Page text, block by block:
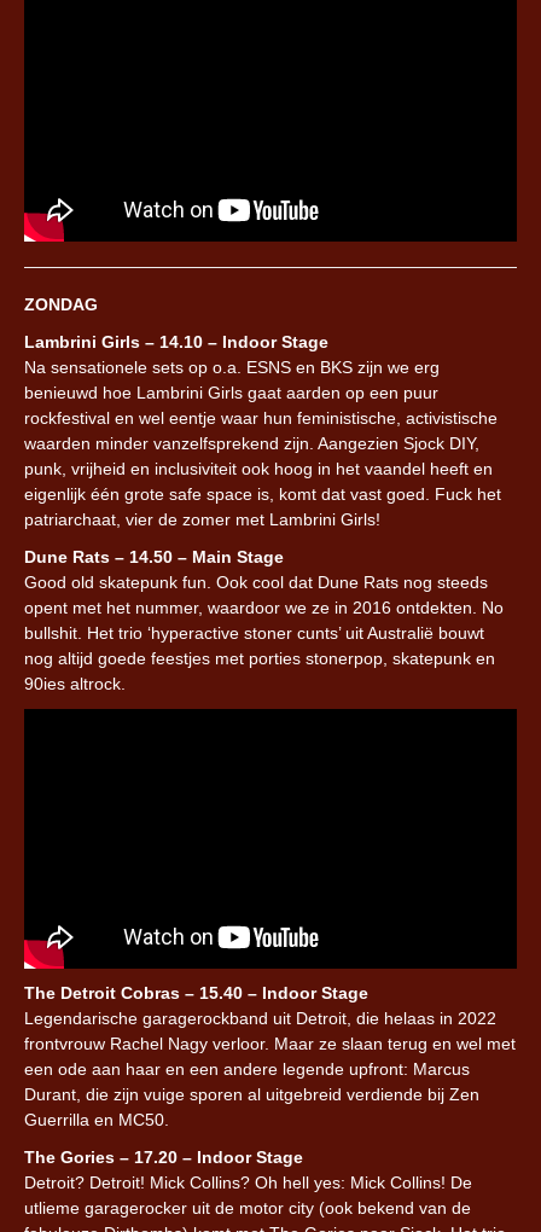
ZONDAG
Lambrini Girls – 14.10 – Indoor Stage
Na sensationele sets op o.a. ESNS en BKS zijn we erg
benieuwd hoe Lambrini Girls gaat aarden op een puur
rockfestival en wel eentje waar hun feministische, activistische
waarden minder vanzelfsprekend zijn. Aangezien Sjock DIY,
punk, vrijheid en inclusiviteit ook hoog in het vaandel heeft en
eigenlijk één grote safe space is, komt dat vast goed. Fuck het
patriarchaat, vier de zomer met Lambrini Girls!
Dune Rats – 14.50 – Main Stage
Good old skatepunk fun. Ook cool dat Dune Rats nog steeds
opent met het nummer, waardoor we ze in 2016 ontdekten. No
bullshit. Het trio ‘hyperactive stoner cunts’ uit Australië bouwt
nog altijd goede feestjes met porties stonerpop, skatepunk en
90ies altrock.
The Detroit Cobras – 15.40 – Indoor Stage
Legendarische garagerockband uit Detroit, die helaas in 2022
frontvrouw Rachel Nagy verloor. Maar ze slaan terug en wel met
een ode aan haar en een andere legende upfront: Marcus
Durant, die zijn vuige sporen al uitgebreid verdiende bij Zen
Guerrilla en MC50.
The Gories – 17.20 – Indoor Stage
Detroit? Detroit! Mick Collins? Oh hell yes: Mick Collins! De
utlieme garagerocker uit de motor city (ook bekend van de